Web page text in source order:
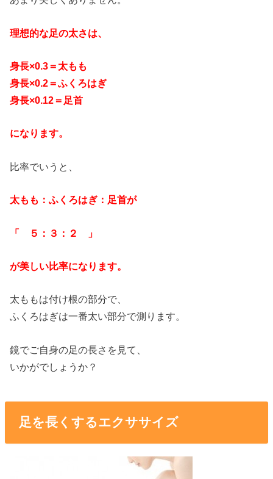
理想的な足の太さは、
身長×0.3＝太もも
身長×0.2＝ふくろはぎ
身長×0.12＝足首
になります。
比率でいうと、
太もも：ふくろはぎ：足首が
「 ５：３：２ 」
が美しい比率になります。
太ももは付け根の部分で、
ふくろはぎは一番太い部分で測ります。
鏡でご自身の足の長さを見て、
いかがでしょうか？
足を長くするエクササイズ